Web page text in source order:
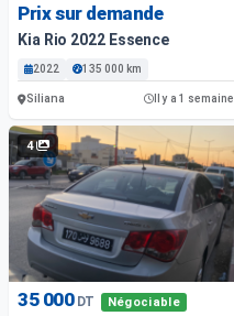
Prix sur demande
Kia Rio 2022 Essence
2022 135 000 km
Siliana Il y a 1 semaine
4
35 000 DT Négociable